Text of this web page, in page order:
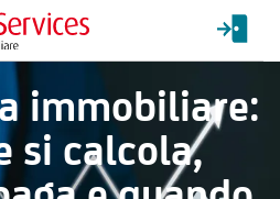
immobiliare:
si calcola,